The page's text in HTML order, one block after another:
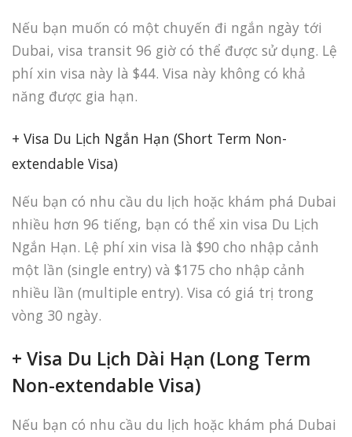
Nếu bạn muốn có một chuyến đi ngắn ngày tới
Dubai, visa transit 96 giờ có thể được sử dụng. Lệ
phí xin visa này là $44. Visa này không có khả
năng được gia hạn.
+ Visa Du Lịch Ngắn Hạn (Short Term Non-
extendable Visa)
Nếu bạn có nhu cầu du lịch hoặc khám phá Dubai
nhiều hơn 96 tiếng, bạn có thể xin visa Du Lịch
Ngắn Hạn. Lệ phí xin visa là $90 cho nhập cảnh
một lần (single entry) và $175 cho nhập cảnh
nhiều lần (multiple entry). Visa có giá trị trong
vòng 30 ngày.
+ Visa Du Lịch Dài Hạn (Long Term
Non-extendable Visa)
Nếu bạn có nhu cầu du lịch hoặc khám phá Dubai